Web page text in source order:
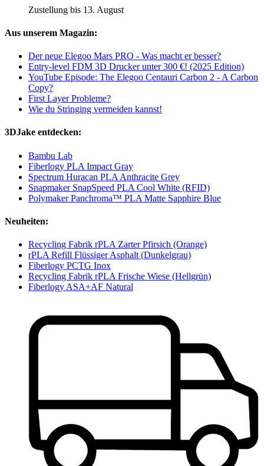
Zustellung bis 13. August
Aus unserem Magazin:
Der neue Elegoo Mars PRO - Was macht er besser?
Entry-level FDM 3D Drucker unter 300 €! (2025 Edition)
YouTube Episode: The Elegoo Centauri Carbon 2 - A Carbon
Copy?
First Layer Probleme?
Wie du Stringing vermeiden kannst!
3DJake entdecken:
Bambu Lab
Fiberlogy PLA Impact Gray
Spectrum Huracan PLA Anthracite Grey
Snapmaker SnapSpeed PLA Cool White (RFID)
Polymaker Panchroma™ PLA Matte Sapphire Blue
Neuheiten:
Recycling Fabrik rPLA Zarter Pfirsich (Orange)
rPLA Refill Flüssiger Asphalt (Dunkelgrau)
Fiberlogy PCTG Inox
Recycling Fabrik rPLA Frische Wiese (Hellgrün)
Fiberlogy ASA+AF Natural